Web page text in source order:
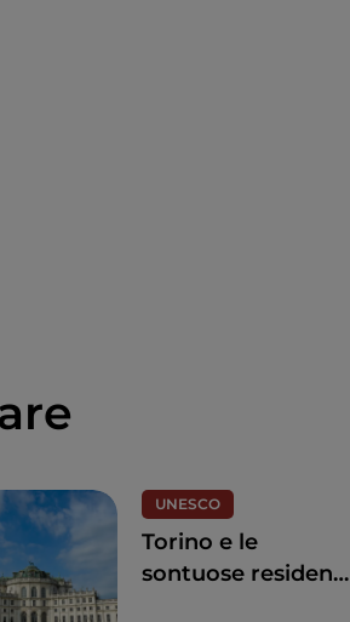
UNESCO
Torino e le
sontuose residenze